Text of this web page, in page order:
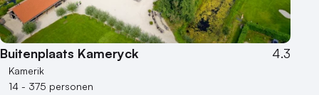
Buitenplaats Kameryck 4.3
Kamerik
14 - 375 personen